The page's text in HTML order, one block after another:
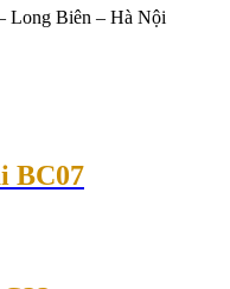
Long Biên – Hà Nội
BC07